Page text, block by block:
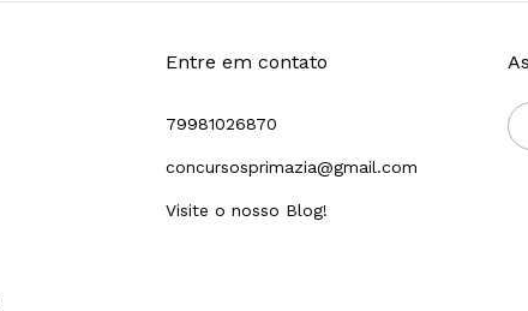
Entre em contato
79981026870
concursosprimazia@gmail.com
Visite o nosso Blog!